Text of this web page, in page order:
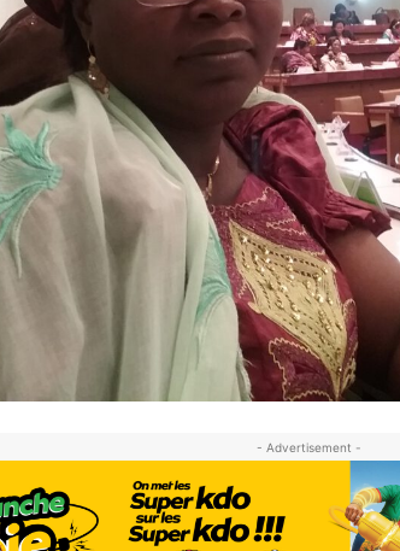
- Advertisement -